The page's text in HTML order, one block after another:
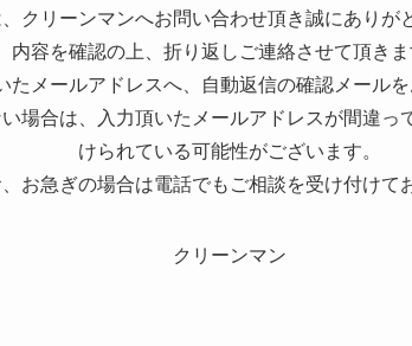
クリーンマンへお問い合わせ頂き誠にありが
内容を確認の上、折り返しご連絡させて頂きま
たメールアドレスへ、自動返信の確認メールを
場合は、入力頂いたメールアドレスが間違
けられている可能性がございます。
お急ぎの場合は電話でもご相談を受け付けて
クリーンマン